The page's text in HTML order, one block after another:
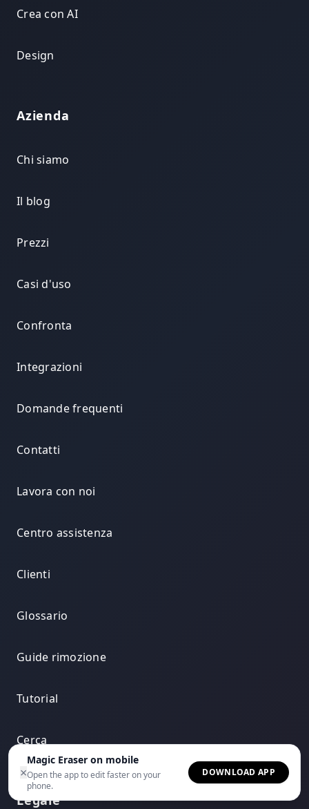
×
Magic Eraser on mobile
Open the app to edit faster on your
phone.
DOWNLOAD APP
Crea con AI
Design
Azienda
Chi siamo
Il blog
Prezzi
Casi d'uso
Confronta
Integrazioni
Domande frequenti
Contatti
Lavora con noi
Centro assistenza
Clienti
Glossario
Guide rimozione
Tutorial
Cerca
Legale